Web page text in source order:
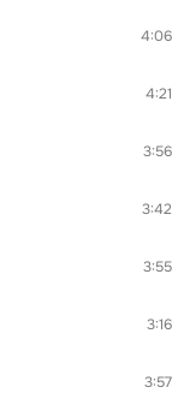
4:06
4:21
3:56
3:42
3:55
3:16
3:57